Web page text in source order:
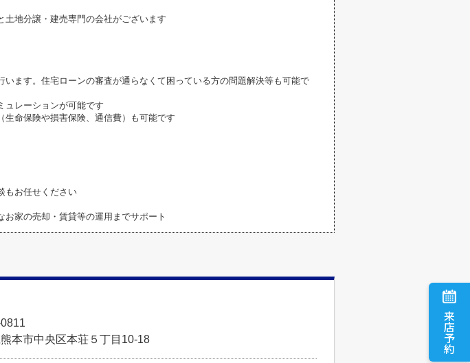
来店予約
土地分譲・建売専門の会社がございます
ます。住宅ローンの審査が通らなくて困っている方の問題解決等も可能で
ュレーションが可能です
命保険や損害保険、通信費）も可能です
もお任せください
家の売却・賃貸等の運用までサポート
本市中央区本荘５丁目10-18